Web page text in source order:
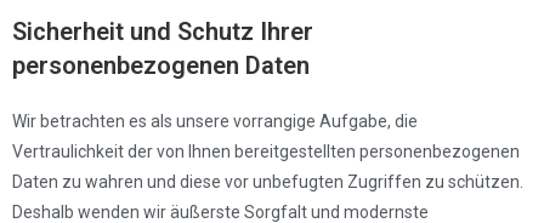
Sicherheit und Schutz Ihrer
personenbezogenen Daten
Wir betrachten es als unsere vorrangige Aufgabe, die
Vertraulichkeit der von Ihnen bereitgestellten personenbezogenen
Daten zu wahren und diese vor unbefugten Zugriffen zu schützen.
Deshalb wenden wir äußerste Sorgfalt und modernste